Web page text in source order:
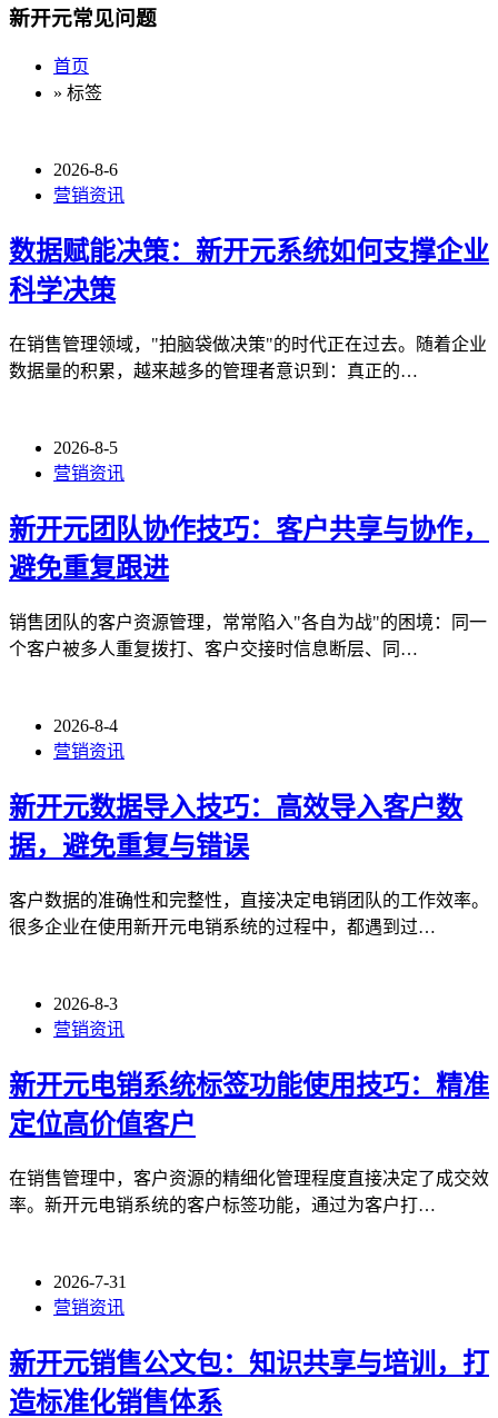
新开元常见问题
首页
» 标签
2026-8-6
营销资讯
数据赋能决策：新开元系统如何支撑企业
科学决策
在销售管理领域，"拍脑袋做决策"的时代正在过去。随着企业
数据量的积累，越来越多的管理者意识到：真正的…
2026-8-5
营销资讯
新开元团队协作技巧：客户共享与协作，
避免重复跟进
销售团队的客户资源管理，常常陷入"各自为战"的困境：同一
个客户被多人重复拨打、客户交接时信息断层、同…
2026-8-4
营销资讯
新开元数据导入技巧：高效导入客户数
据，避免重复与错误
客户数据的准确性和完整性，直接决定电销团队的工作效率。
很多企业在使用新开元电销系统的过程中，都遇到过…
2026-8-3
营销资讯
新开元电销系统标签功能使用技巧：精准
定位高价值客户
在销售管理中，客户资源的精细化管理程度直接决定了成交效
率。新开元电销系统的客户标签功能，通过为客户打…
2026-7-31
营销资讯
新开元销售公文包：知识共享与培训，打
造标准化销售体系